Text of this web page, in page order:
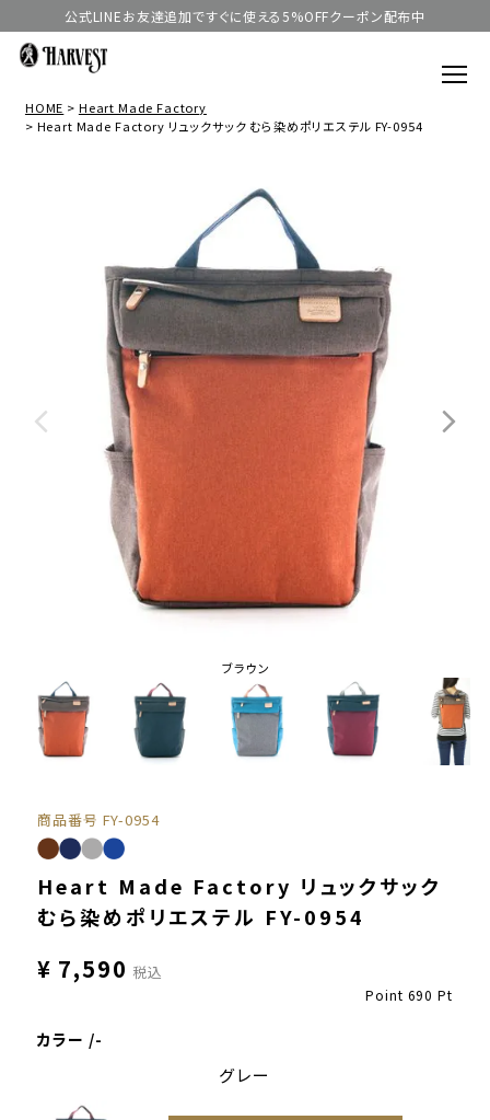
公式LINEお友達追加ですぐに使える5%OFFクーポン配布中
HOME
Heart Made Factory
Heart Made Factory リュックサック むら染めポリエステル FY-0954
ブラウン
商品番号 FY-0954
Heart Made Factory リュックサック
むら染めポリエステル FY-0954
¥ 7,590 税込
Point 690 Pt
カラー -
グレー